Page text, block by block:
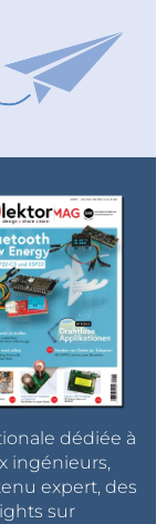
dédiée à
ingénieurs,
expert, des
sur